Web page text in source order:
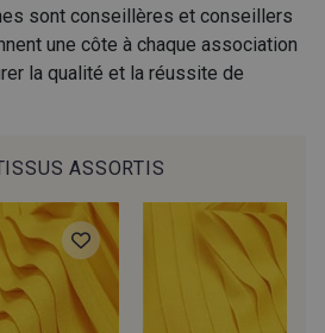
74 - Bleu Roi
70 - Rose Corail
67 - Rouge Cerise
sont conseillères et conseillers
une côte à chaque association
la qualité et la réussite de
ASSORTIS